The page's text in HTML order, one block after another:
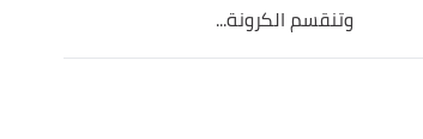
وتنقسم الكرونة...